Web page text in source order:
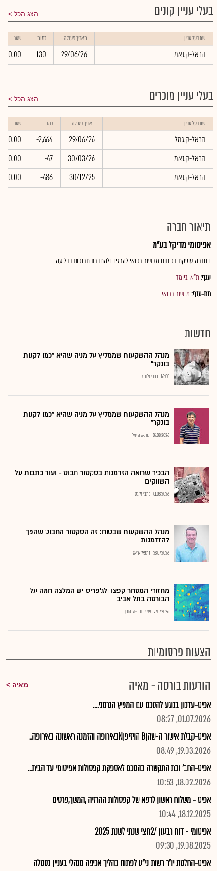
בעלי עניין קונים הצג הכל
שם בעל עניין תאריך פעולה כמות שער
הראל-ק.נאמ 29/06/26
130
0.00
בעלי עניין מוכרים הצג הכל
שם בעל עניין תאריך פעולה כמות שער
הראל-ק.גמל 29/06/26
-2,664
0.00
הראל-ק.נאמ
30/03/26
-47
0.00
הראל-ק.נאמ
30/12/25
-486
0.00
תיאור חברה
אפיטומי מדיקל בע"מ
החברה עוסקת בפיתוח מיכשור רפואי להרזיה ולהחדרת תרופות בבליעה
ענף:ת"א-ביומד
תת-ענף:מכשור רפואי
חדשות
מנהל ההשקעות שממליץ על מניה שהיא "כמו לקנות
בונקר"
16:00 כתבי גלובס
מנהל ההשקעות שממליץ על מניה שהיא "כמו לקנות
בונקר"
04.08.2026 נתנאל אריאל
הבכיר שרואה הזדמנות בסקטור חבוט - ועוד כתבות על
השווקים
01.08.2026 כתבי גלובס
מנהל ההשקעות שבטוח: זה הסקטור החבוט שהפך
להזדמנות
28.07.2026 נתנאל אריאל
מחזורי המסחר קפצו ולג'פריס יש המלצה חמה על
הבורסה בתל אביב
27.07.2026 שירי חביב-ולדהורן
הצעות פרסומיות
הודעות בורסה - מאיה
מאיה
אפיט-עדכון בנוגע להסכם עם המפיץ הגרמני....
01.07.2026, 08:27
אפיט-קבלת אישור ה-שהןB הויזיפןNבאירופה והזמנה ראשונה באירופה..
19.03.2026, 08:49
אפיט-החב' ובת התקשרה בהסכם לאספקת קפסולות אפיטומי עד הבית...
18.02.2026, 10:53
אפיט - משלוח ראשון לרפא של קפסולות ההרזיה ,המשך,פרטים
18.12.2025, 10:44
אפיטומי - דוח רבעון /2חצי שנתי לשנת 2025
19.08.2025, 09:30
אפיט-החלטת יו"ר רשות ני"ע לפתוח בהליך אכיפה מנהלי בעניין נסטלה